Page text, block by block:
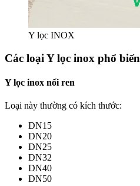
Y lọc INOX
Các loại Y lọc inox phổ biến
Y lọc inox nối ren
Loại này thường có kích thước:
DN15
DN20
DN25
DN32
DN40
DN50